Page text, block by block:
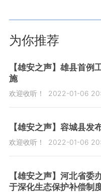
为你推荐
【雄安之声】雄县首例
施
欢迎收听！ 2022-01-06
【雄安之声】容城县发
欢迎收听！ 2022-01-06
【雄安之声】河北省委
于深化生态保护补偿制